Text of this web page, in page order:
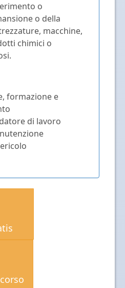
o
o della
macchine,
chimici o
formazione e
di lavoro